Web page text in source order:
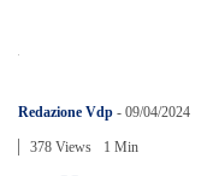
Redazione Vdp - 09/04/2024
378 Views 1 Min